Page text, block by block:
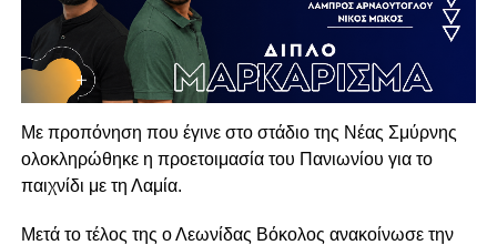
Με προπόνηση που έγινε στο στάδιο της Νέας Σμύρνης
ολοκληρώθηκε η προετοιμασία του Πανιωνίου για το
παιχνίδι με τη Λαμία.
Μετά το τέλος της ο Λεωνίδας Βόκολος ανακοίνωσε την